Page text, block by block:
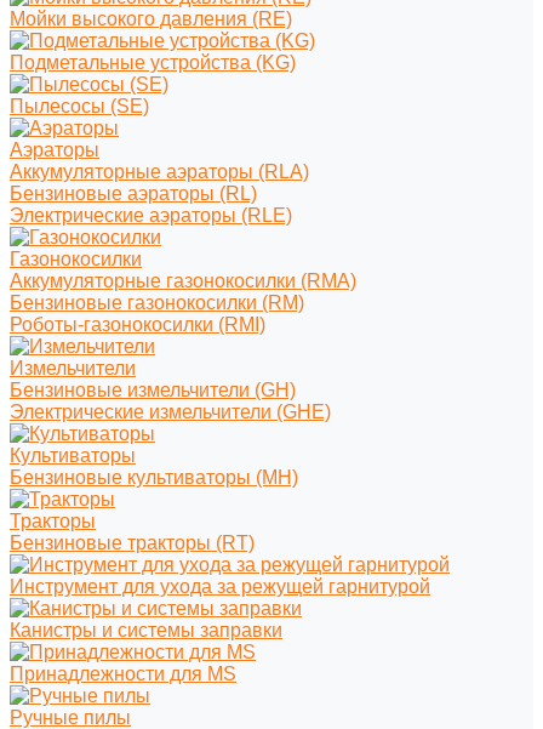
Мойки высокого давления (RE)
Подметальные устройства (KG)
Пылесосы (SE)
Аэраторы
Аккумуляторные аэраторы (RLA)
Бензиновые аэраторы (RL)
Электрические аэраторы (RLE)
Газонокосилки
Аккумуляторные газонокосилки (RMA)
Бензиновые газонокосилки (RM)
Роботы-газонокосилки (RMI)
Измельчители
Бензиновые измельчители (GH)
Электрические измельчители (GHE)
Культиваторы
Бензиновые культиваторы (MH)
Тракторы
Бензиновые тракторы (RT)
Инструмент для ухода за режущей гарнитурой
Канистры и системы заправки
Принадлежности для MS
Ручные пилы